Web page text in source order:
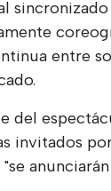
entre
del
invitados